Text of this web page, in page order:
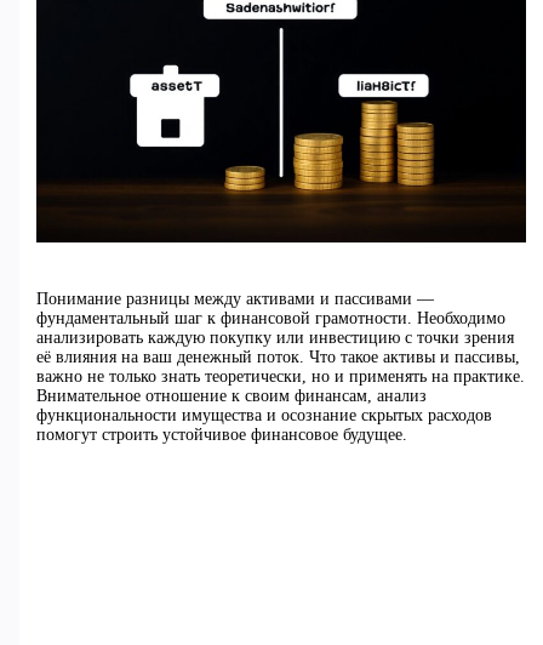
Понимание разницы между активами и пассивами —
фундаментальный шаг к финансовой грамотности. Необходимо
анализировать каждую покупку или инвестицию с точки зрения
её влияния на ваш денежный поток. Что такое активы и пассивы,
важно не только знать теоретически, но и применять на практике.
Внимательное отношение к своим финансам, анализ
функциональности имущества и осознание скрытых расходов
помогут строить устойчивое финансовое будущее.